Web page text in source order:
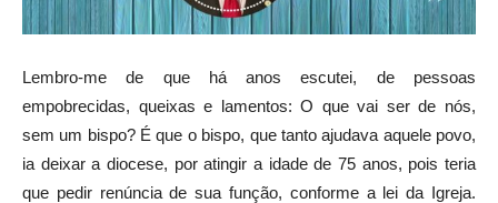
Lembro-me de que há anos escutei, de pessoas
empobrecidas, queixas e lamentos: O que vai ser de nós,
sem um bispo? É que o bispo, que tanto ajudava aquele povo,
ia deixar a diocese, por atingir a idade de 75 anos, pois teria
que pedir renúncia de sua função, conforme a lei da Igreja.